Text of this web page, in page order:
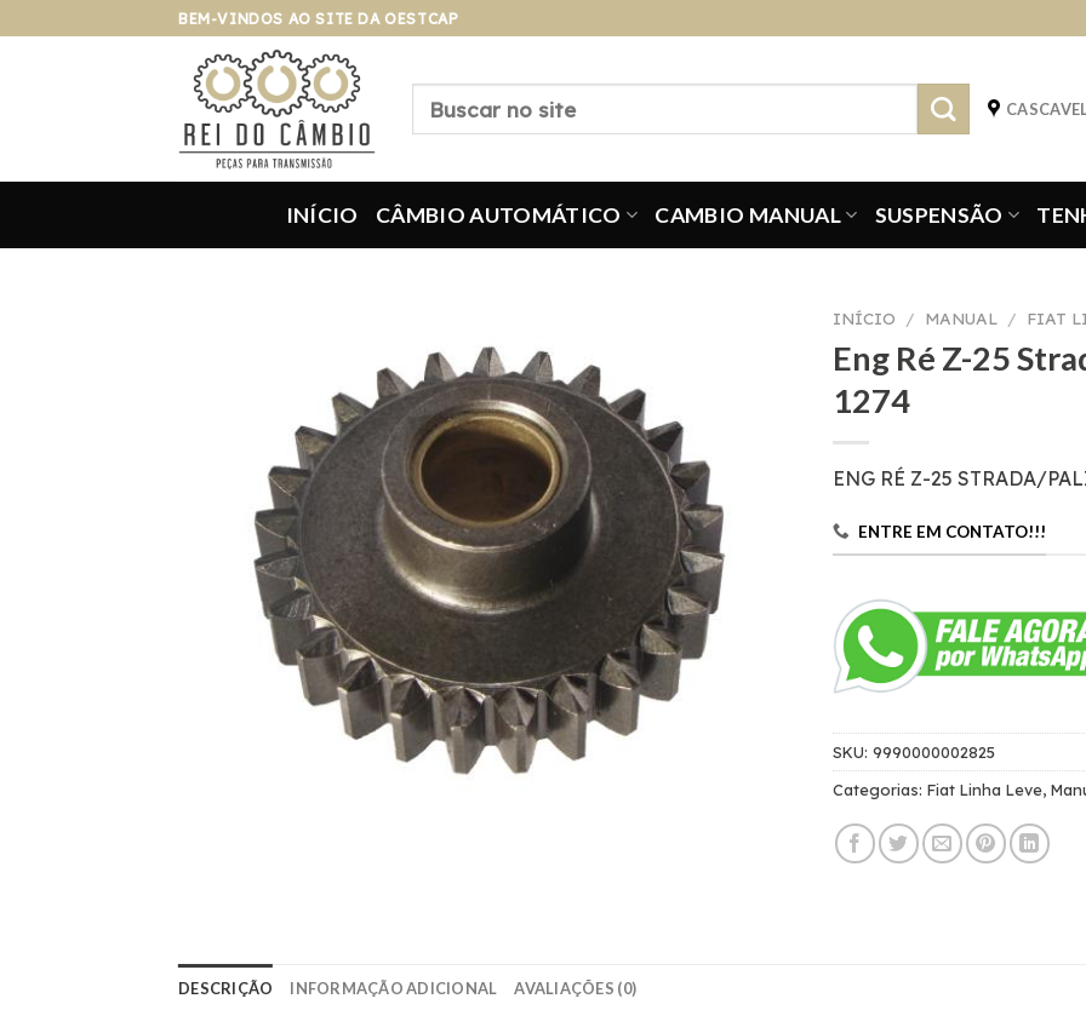
para
BEM-VINDOS AO SITE DA OESTCAP
Pesquisar
INÍCIO CÂMBIO AUTOMÁTICO CAMBIO MANUAL SUSPENSÃO
INÍCIO / MANUAL / FIAT
Eng Ré Z-25
1274
ENG RÉ Z-25 STRADA/
ENTRE EM CONTATO!!!
SKU: 9990000002825
Categorias: Fiat Linha Leve,
DESCRIÇÃO INFORMAÇÃO ADICIONAL AVALIAÇÕES (0)